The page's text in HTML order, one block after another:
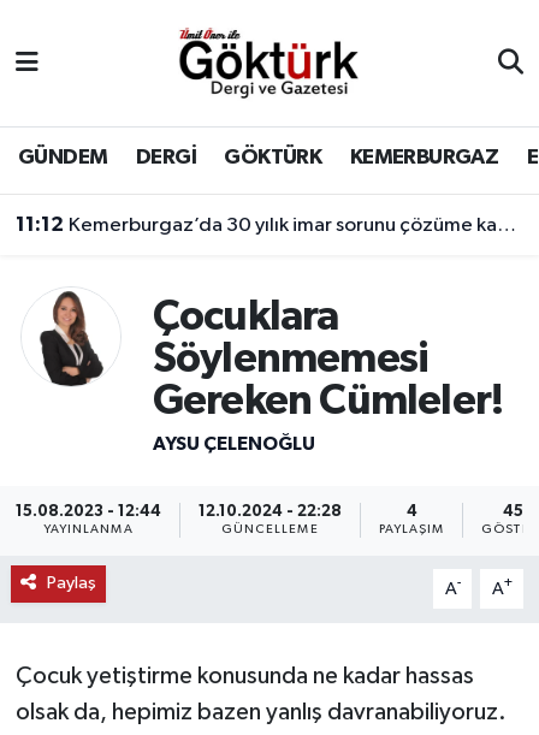
GÜNDEM DERGİ GÖKTÜRK KEMERBURGAZ
11:12 Kemerburgaz’da 30 yılık imar sorunu çözüme kavuşuyor
Çocuklara
Söylenmemesi
Gereken Cümleler!
AYSU ÇELENOĞLU
15.08.2023 - 12:44
YAYINLANMA
12.10.2024 - 22:28
GÜNCELLEME
4
PAYLAŞIM
456
Paylaş A- A+
Çocuk yetiştirme konusunda ne kadar hassas
olsak da, hepimiz bazen yanlış davranabiliyoruz.
BİLİM
DERGİ
EĞİTİM
EKONOMİ
GÜNDEM
KEMERBURGAZ
MAGAZİN
Eyüpsultan Hava Durumu
Eyüpsultan Trafik Yoğunluk Haritası
Süper Lig Puan Durumu ve Fikstür
Son Dakika Haberleri
Haber Arşivi